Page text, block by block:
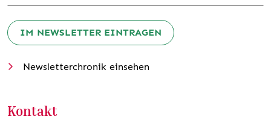
IM NEWSLETTER EINTRAGEN
Newsletterchronik einsehen
Kontakt